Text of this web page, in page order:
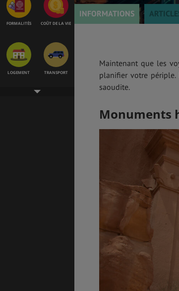
FORMALITÉS COÛT DE LA VIE
LOGEMENT TRANSPORT
INFORMATIONS
Maintenant que les
planifier votre
saoudite.
Monuments